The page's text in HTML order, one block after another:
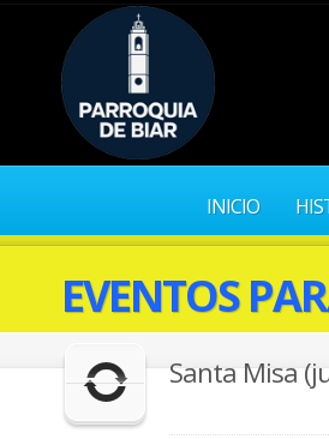
INICIO
EVENTOS
Santa Misa